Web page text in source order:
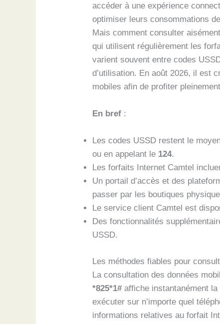
accéder à une expérience
optimiser leurs consommations
Mais comment consulter
qui utilisent régulièrement les
varient souvent entre codes
d’utilisation. En août 2026, il est
mobiles afin de profiter
En bref :
Les codes USSD restent le
ou en appelant le 124.
Les forfaits Internet Camtel
Un portail d’accès et des
passer par les boutiques
Le service client Camtel est
Des fonctionnalités
USSD.
Les méthodes fiables pour
La consultation des données
*825*1#affiche instantanément la
exécuter sur n’importe quel
informations relatives au forfait